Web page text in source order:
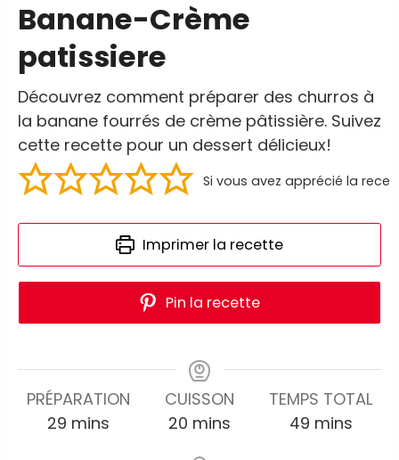
Banane-Crème
patissiere
Découvrez comment préparer des churros à
la banane fourrés de crème pâtissière. Suivez
cette recette pour un dessert délicieux!
Si vous avez apprécié la
Imprimer la recette
Pin la recette
PRÉPARATION
29 mins
CUISSON
20 mins
TEMPS TOTAL
49 mins